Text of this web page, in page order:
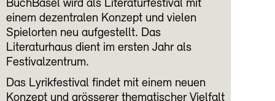
BuchBasel wird als Literaturfestival mit
einem dezentralen Konzept und vielen
Spielorten neu aufgestellt. Das
Literaturhaus dient im ersten Jahr als
Festivalzentrum.
Das Lyrikfestival findet mit einem neuen
Konzept und grösserer thematischer Vielfalt